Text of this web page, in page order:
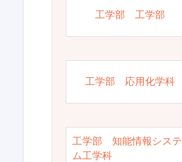
工学部 工学部
工学部 応用化学科
工学部 知能情報システ
ム工学科